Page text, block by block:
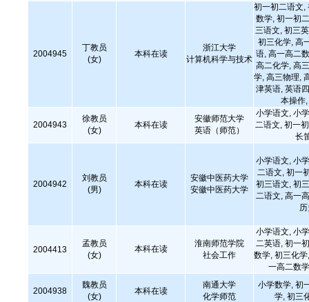
2004945
丁教员
(女)
本科在读
浙江大学
计算机科学与技术
初一初二语文,
数学, 初一初
三语文, 初三
初三化学, 高
语, 高一高二
高二化学, 高
学, 高三物理,
津英语, 英语
本操作
2004943
徐教员
(女)
本科在读
安徽师范大学
英语（师范）
小学语文, 小
二语文, 初一
长
2004942
刘教员
(男)
本科在读
安徽中医药大学
安徽中医药大学
小学语文, 小
二语文, 初一
初三语文, 初
二语文, 高一
2004413
孟教员
(女)
本科在读
淮南师范学院
社会工作
小学语文, 小
二英语, 初一
数学, 初三化
一高二数
2004938
魏教员
(女)
本科在读
南通大学
化学师范
小学数学, 初
学, 初三